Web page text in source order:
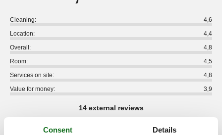
Cleaning:
4,6
Location:
4,4
Overall:
4,8
Room:
4,5
Services on site:
4,8
Value for money:
3,9
14 external reviews
5,0 oktober 2024
Consent Details